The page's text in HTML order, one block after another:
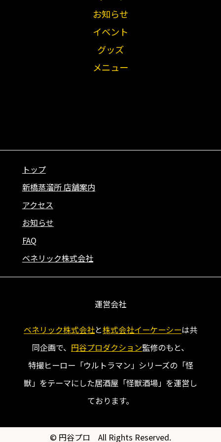
お知らせ
イベント
グッズ
メニュー
トップ
新橋蒸溜所 店舗案内
アクセス
お知らせ
FAQ
ベネリック株式会社
運営会社
ベネリック株式会社と株式会社イーケーシーは共
同企画で、 円谷プロダクション監修のもと、
特撮ヒーロー「ウルトラマン」シリーズの「怪
獣」をテーマにした居酒屋「怪獣酒場」を運営し
ております。
© 円谷プロ All Rights Reserved.